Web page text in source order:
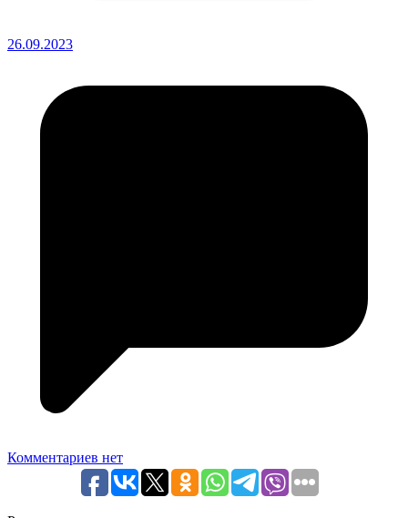
26.09.2023
Комментариев нет